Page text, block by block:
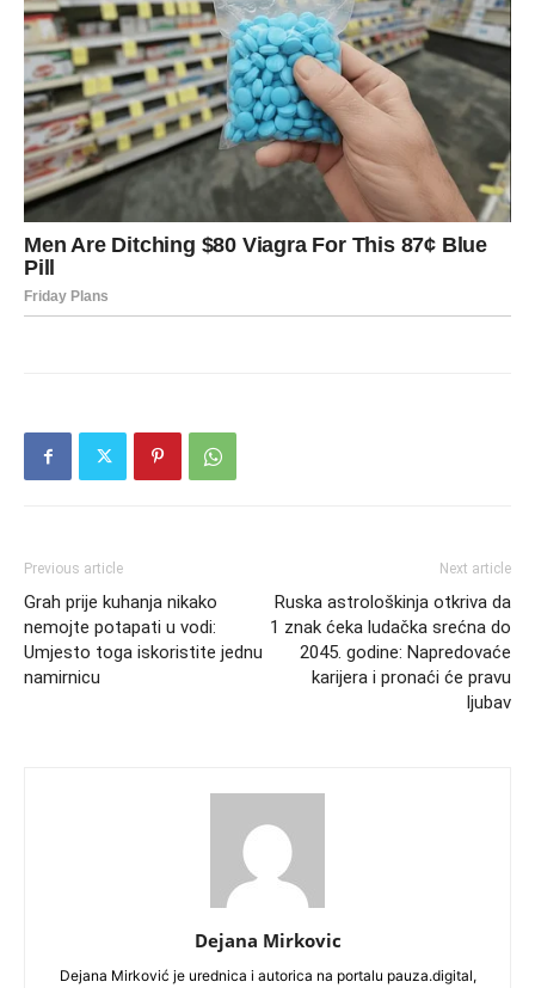
Previous article
Grah prije kuhanja nikako
nemojte potapati u vodi:
Umjesto toga iskoristite jednu
namirnicu
Next article
Ruska astrološkinja otkriva da
1 znak ćeka ludačka srećna do
2045. godine: Napredovaće
karijera i pronaći će pravu
ljubav
Dejana Mirkovic
Dejana Mirković je urednica i autorica na portalu pauza.digital,